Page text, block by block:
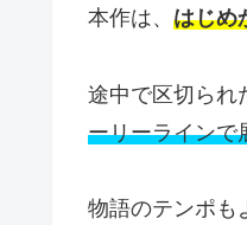
本作は、 はじめ
途中で区切られ
ーリーラインで
物語のテンポも